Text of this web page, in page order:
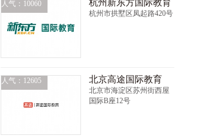
人气：10060 杭州新东方国际教育
杭州市拱墅区凤起路420号
人气：12605 北京高途国际教育
北京市海淀区苏州街西屋
国际B座12号